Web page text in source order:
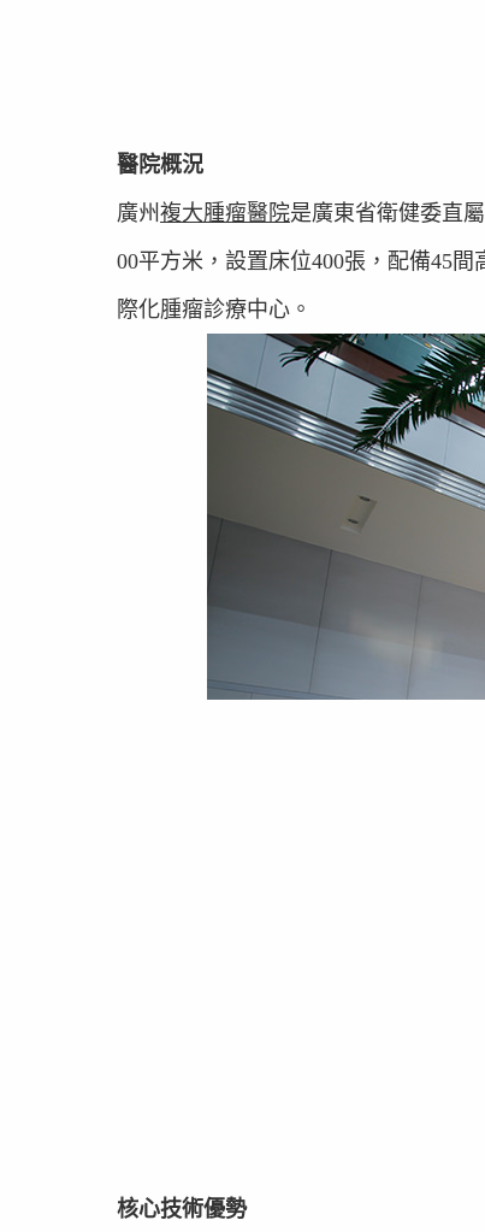
​​醫院概況​​
廣州 複大腫瘤醫院是廣東省衛健委直
00平方米，設置床位400張，配備45
際化腫瘤診療中心。
​​核心技術優勢​​